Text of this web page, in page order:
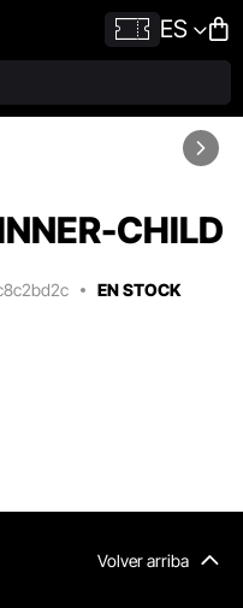
ES
CHILD
EN STOCK
Volver arriba